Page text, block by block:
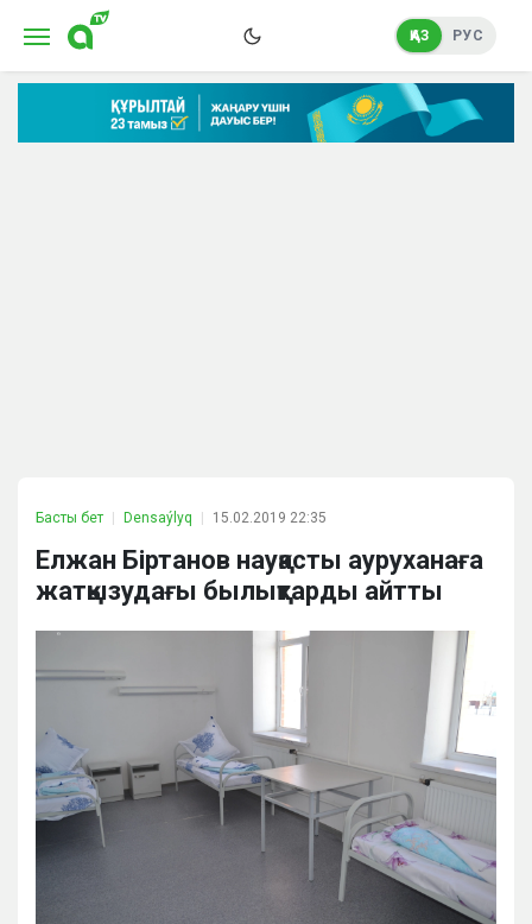
ҚАЗ РУС
Басты бет Densaýlyq 15.02.2019 22:35
Елжан Біртанов науқасты ауруханаға
жатқызудағы былықтарды айтты